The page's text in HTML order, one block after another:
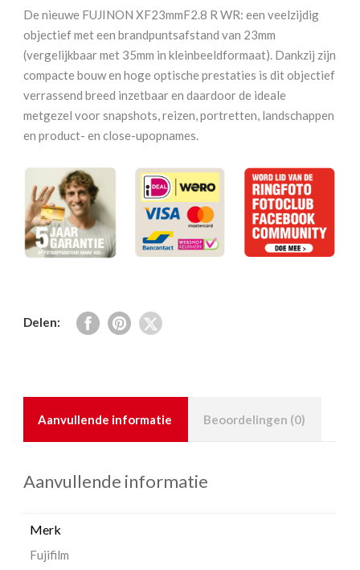
mm
F2.8
R
aantal
De nieuwe FUJINON XF23mmF2.8 R WR: een veelzijdig
objectief met een brandpuntsafstand van 23mm
(vergelijkbaar met 35mm in kleinbeeldformaat). Dankzij zijn
compacte bouw en hoge optische prestaties is dit objectief
verrassend breed inzetbaar en daardoor de ideale
metgezel voor snapshots, reizen, portretten, landschappen
en product- en close-upopnames.
Delen:
Aanvullende informatie Beoordelingen (0)
Aanvullende informatie
Merk
Fujifilm